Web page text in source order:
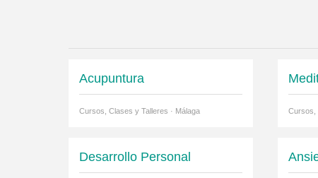
Acupuntura
Cursos, Clases y Talleres · Málaga Cursos,
Desarrollo Personal